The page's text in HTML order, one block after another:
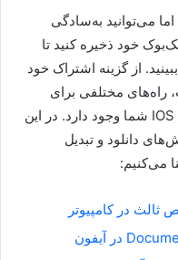
می‌توانید به‌سادگی
خود ذخیره کنید تا
از گزینه اشتراک خود
راه‌های مختلفی برای
ذخیره موارد دلخواه یوتیوب در دستگاه IOS شما وجود دارد. در این
دانلود و تبدیل
در کامپیوتر